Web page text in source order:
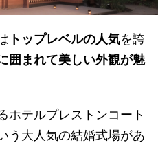
トップレベルの人気を誇
囲まれて美しい外観が魅
ホテルプレストンコート
う大人気の結婚式場があ